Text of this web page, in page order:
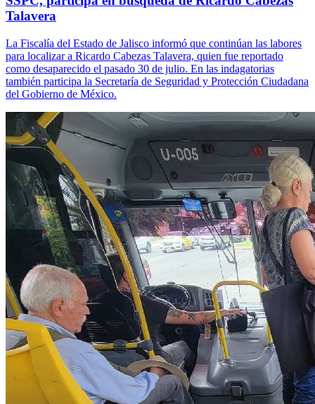
Talavera
La Fiscalía del Estado de Jalisco informó que continúan las labores
para localizar a Ricardo Cabezas Talavera, quien fue reportado
como desaparecido el pasado 30 de julio. En las indagatorias
también participa la Secretaría de Seguridad y Protección Ciudadana
del Gobierno de México.